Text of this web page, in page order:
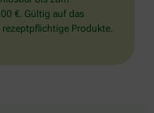
€. Gültig auf das
Produkte.